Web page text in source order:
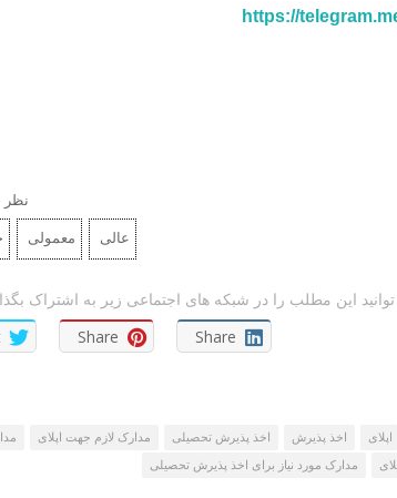
https://
نظر
عالی معمولی
این مطلب را در شبکه های اجتماعی زیر به اشتراک
Share Share
اپلای اخذ پذیرش اخذ پذیرش تحصیلی مدارک لازم جهت اپلای
مدارک مورد نیاز برای اخذ پذیرش تحصیلی